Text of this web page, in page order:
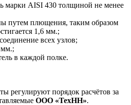
марки AISI 430 толщиной не менее
путем плющения, таким образом
1,6 мм.;
всех узлов;
в каждой полке.
регулируют порядок расчётов за
ООО «ТехНН».